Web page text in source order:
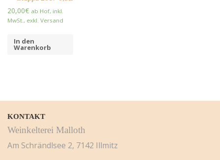
20,00€ ab Hof, inkl.
MwSt., exkl. Versand
In den
Warenkorb
KONTAKT
Weinkelterei Malloth
Am Schrändlsee 2, 7142 Illmitz